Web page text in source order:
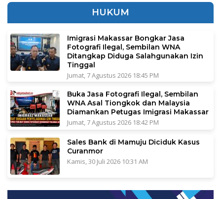
HUKUM
Imigrasi Makassar Bongkar Jasa
Fotografi Ilegal, Sembilan WNA
Ditangkap Diduga Salahgunakan Izin
Tinggal
Jumat, 7 Agustus 2026 18:45 PM
Buka Jasa Fotografi Ilegal, Sembilan
WNA Asal Tiongkok dan Malaysia
Diamankan Petugas Imigrasi Makassar
Jumat, 7 Agustus 2026 18:42 PM
Sales Bank di Mamuju Diciduk Kasus
Curanmor
Kamis, 30 Juli 2026 10:31 AM